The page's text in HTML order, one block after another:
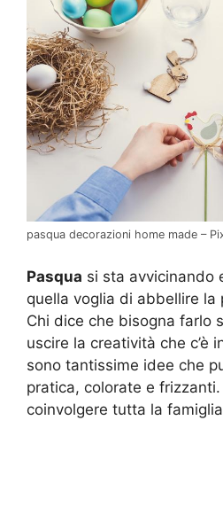
pasqua decorazioni home made –
Pasqua si sta avvicinando
quella voglia di abbellire la
Chi dice che bisogna farlo
uscire la creatività che c’è
sono tantissime idee che
pratica, colorate e
coinvolgere tutta la